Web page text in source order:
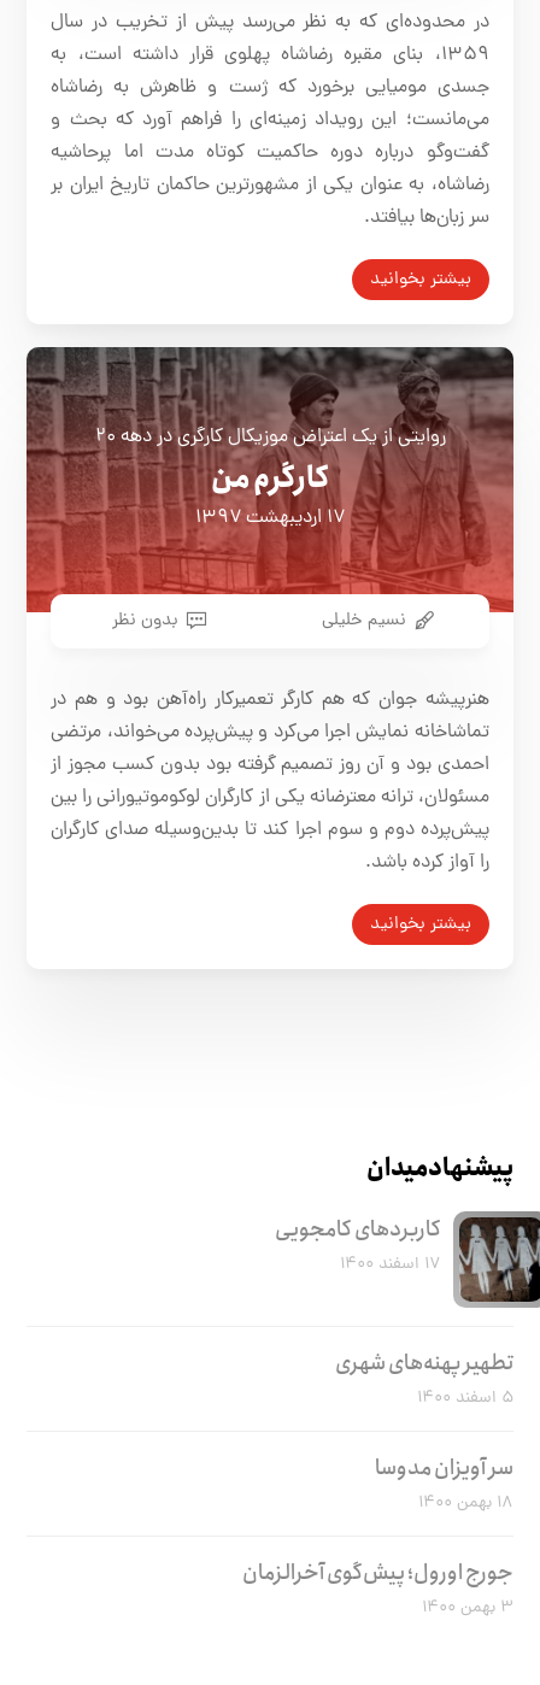
در محدوده‌ای که به نظر می‌رسد پیش از تخریب در سال
۱۳۵۹، بنای مقبره رضاشاه پهلوی قرار داشته است، به
جسدی مومیایی برخورد که ژست و ظاهرش به رضاشاه
می‌مانست؛ این رویداد زمینه‌ای را فراهم آورد که بحث و
گفت‌وگو درباره دوره حاکمیت کوتاه ‌مدت اما پرحاشیه
رضاشاه، به عنوان یکی از مشهورترین حاکمان تاریخ ایران بر
سر زبان‌ها بیافتد.
بیشتر بخوانید
روایتی از یک اعتراض موزیکال کارگری در دهه ۲۰
کارگرم من
۱۷ اردیبهشت ۱۳۹۷
نسیم خلیلی بدون نظر
هنرپیشه جوان که هم کارگر تعمیرکار راه‌آهن بود و هم در
تماشاخانه نمایش اجرا می‌کرد و پیش‌پرده می‌خواند، مرتضی
احمدی بود و آن روز تصمیم گرفته بود بدون کسب مجوز از
مسئولان، ترانه معترضانه یکی از کارگران لوکوموتیورانی را بین
پیش‌پرده دوم و سوم اجرا کند تا بدین‌وسیله صدای کارگران
را آواز کرده باشد.
بیشتر بخوانید
پیشنهاد میدان
کاربرد‌های کامجویی
۱۷ اسفند ۱۴۰۰
تطهیر پهنه‌های شهری
۵ اسفند ۱۴۰۰
سر آویزان مدوسا
۱۸ بهمن ۱۴۰۰
جورج اورول؛ پیش‌گوی آخرالزمان
۳ بهمن ۱۴۰۰